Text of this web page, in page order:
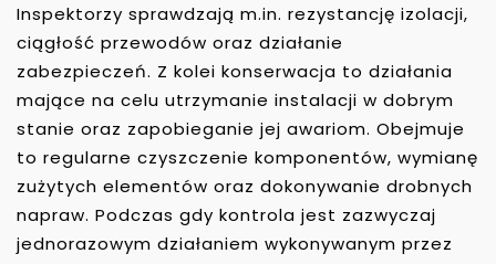
Inspektorzy sprawdzają m.in. rezystancję izolacji,
ciągłość przewodów oraz działanie
zabezpieczeń. Z kolei konserwacja to działania
mające na celu utrzymanie instalacji w dobrym
stanie oraz zapobieganie jej awariom. Obejmuje
to regularne czyszczenie komponentów, wymianę
zużytych elementów oraz dokonywanie drobnych
napraw. Podczas gdy kontrola jest zazwyczaj
jednorazowym działaniem wykonywanym przez